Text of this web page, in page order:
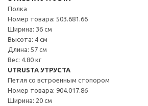
Полка
Номер товара: 503.681.66
Ширина: 36 см
Высота: 4 см
Длина: 57 см
Вес: 4.80 кг
UTRUSTA УТРУСТА
Петля со встроенным стопором
Номер товара: 904.017.86
Ширина: 20 см